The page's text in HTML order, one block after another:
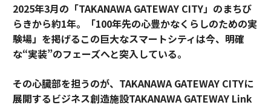
2025年3月の「TAKANAWA GATEWAY CITY」のまちび
らきから約1年。「100年先の心豊かなくらしのための実
験場」を掲げるこの巨大なスマートシティは今、明確
な“実装”のフェーズへと突入している。
その心臓部を担うのが、TAKANAWA GATEWAY CITYに
展開するビジネス創造施設TAKANAWA GATEWAY Link